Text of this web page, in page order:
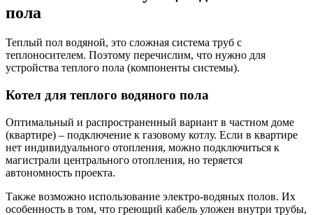
пола
Теплый пол водяной, это сложная система труб с
теплоносителем. Поэтому перечислим, что нужно для
устройства теплого пола (компоненты системы).
Котел для теплого водяного пола
Оптимальный и распространенный вариант в частном доме
(квартире) – подключение к газовому котлу. Если в квартире
нет индивидуального отопления, можно подключиться к
магистрали центрального отопления, но теряется
автономность проекта.
Также возможно использование электро-водяных полов. Их
особенность в том, что греющий кабель уложен внутри трубы,